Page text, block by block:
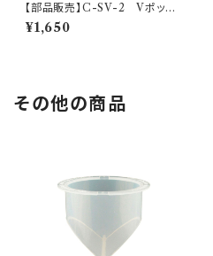
【部品販売】C-SV-2 Vポッ
ト フタ（新ラベンダー）
¥1,650
その他の商品